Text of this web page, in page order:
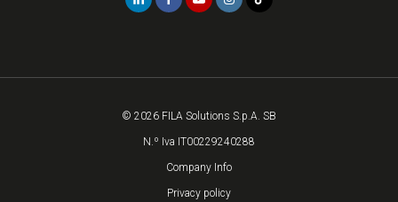
© 2026 FILA Solutions S.p.A. SB
N.º Iva IT00229240288
Company Info
Privacy policy